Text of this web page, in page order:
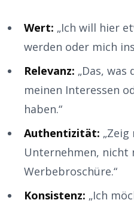
Wert: „Ich will hier
werden oder mich
Relevanz: „Das,
meinen Interessen
haben.“
Authentizität:
Unternehmen, nicht
Werbebroschüre.“
Konsistenz: „Ich